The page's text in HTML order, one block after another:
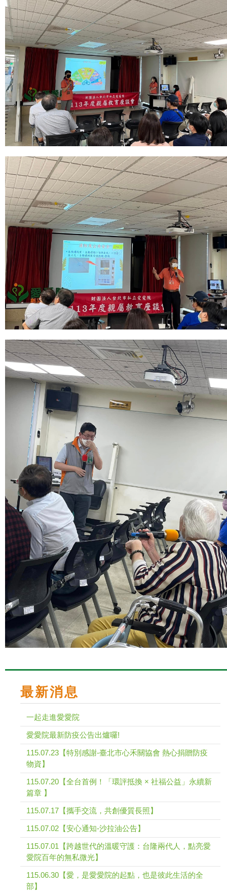
最新消息
一起走進愛愛院
愛愛院最新防疫公告出爐囉!
115.07.23【特別感謝-臺北市心禾關協會 熱心捐贈防疫
物資】
115.07.20【全台首例！「環評抵換 × 社福公益」永續新
篇章 】
115.07.17【攜手交流，共創優質長照】
115.07.02【安心通知-沙拉油公告】
115.07.01【跨越世代的溫暖守護：台隆兩代人，點亮愛
愛院百年的無私微光】
115.06.30【愛，是愛愛院的起點，也是彼此生活的全
部】